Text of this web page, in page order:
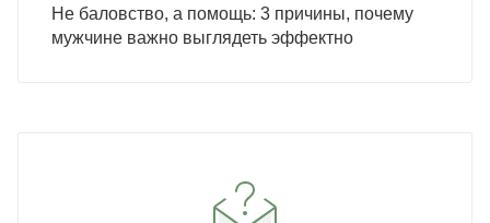
Не баловство, а помощь: 3 причины, почему
мужчине важно выглядеть эффектно